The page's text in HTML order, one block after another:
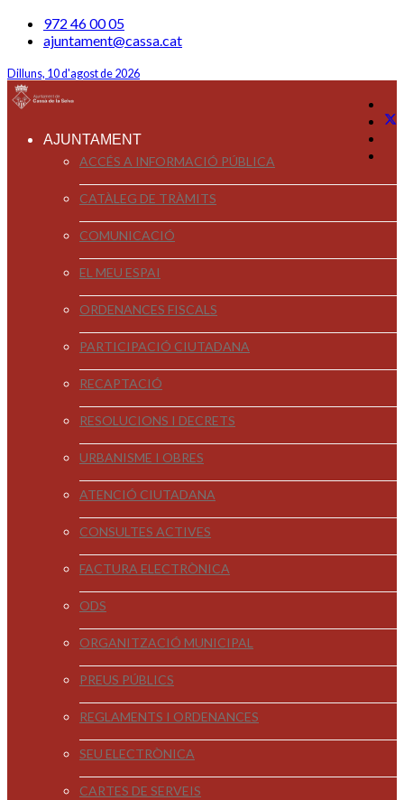
972 46 00 05
ajuntament@cassa.cat
Dilluns, 10 d'agost de 2026
AJUNTAMENT
ACCÉS A INFORMACIÓ PÚBLICA
CATÀLEG DE TRÀMITS
COMUNICACIÓ
EL MEU ESPAI
ORDENANCES FISCALS
PARTICIPACIÓ CIUTADANA
RECAPTACIÓ
RESOLUCIONS I DECRETS
URBANISME I OBRES
ATENCIÓ CIUTADANA
CONSULTES ACTIVES
FACTURA ELECTRÒNICA
ODS
ORGANITZACIÓ MUNICIPAL
PREUS PÚBLICS
REGLAMENTS I ORDENANCES
SEU ELECTRÒNICA
CARTES DE SERVEIS